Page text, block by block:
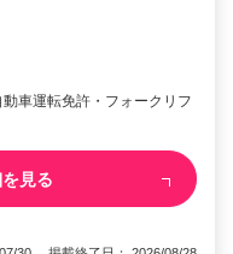
車運転免許・フォークリフ
見る